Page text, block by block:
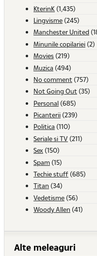
KterinK (1,435)
Lingvisme (245)
Manchester United
Minunile copilariei (2)
Movies (219)
Muzica (494)
No comment (757)
Not Going Out (35)
Personal (685)
Picanterii (239)
Politica (110)
Seriale si TV (211)
Sex (150)
Spam (15)
Techie stuff (685)
Titan (34)
Vedetisme (56)
Woody Allen (41)
Alte meleaguri